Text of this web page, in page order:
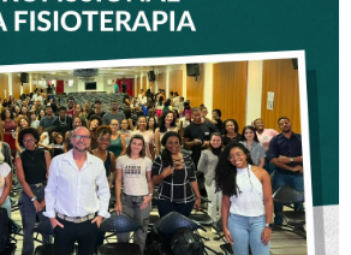
PRESIDENTE DO
7 PARTICIPA DE
SOBRE ÉTICA E
PROFISSIONAL